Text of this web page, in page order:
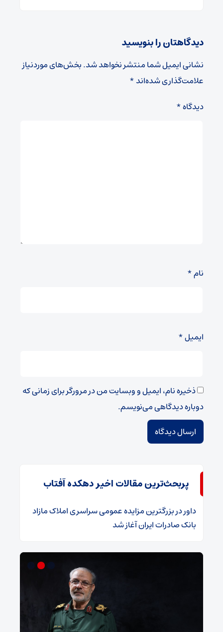
دیدگاهتان را بنویسید
نشانی ایمیل شما منتشر نخواهد شد.بخش‌های موردنیاز
علامت‌گذاری شده‌اند*
دیدگاه*
نام*
ایمیل*
ذخیره نام، ایمیل و وبسایت من در مرورگر برای زمانی که
دوباره دیدگاهی می‌نویسم.
پربحث‌ترین مقالات اخیر دهکده آفتاب
داوردر​بزرگترین مزایده عمومی سراسری املاک مازاد
بانک صادرات ایران آغاز شد